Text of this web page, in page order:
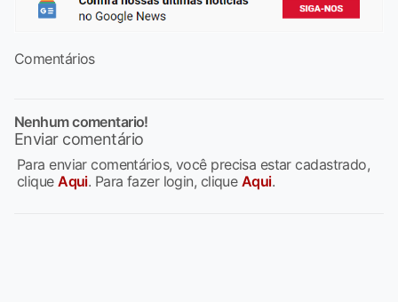
Comentários
Nenhum comentario!
Enviar comentário
Para enviar comentários, você precisa estar cadastrado,
cliqueAqui. Para fazer login, clique Aqui.